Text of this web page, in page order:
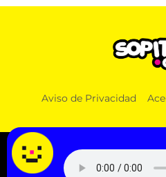
¡Alizzz regresa a México!
Aviso de Privacidad
© 2026 SOPITAS.COM - MÚSICA,
MÁS!.